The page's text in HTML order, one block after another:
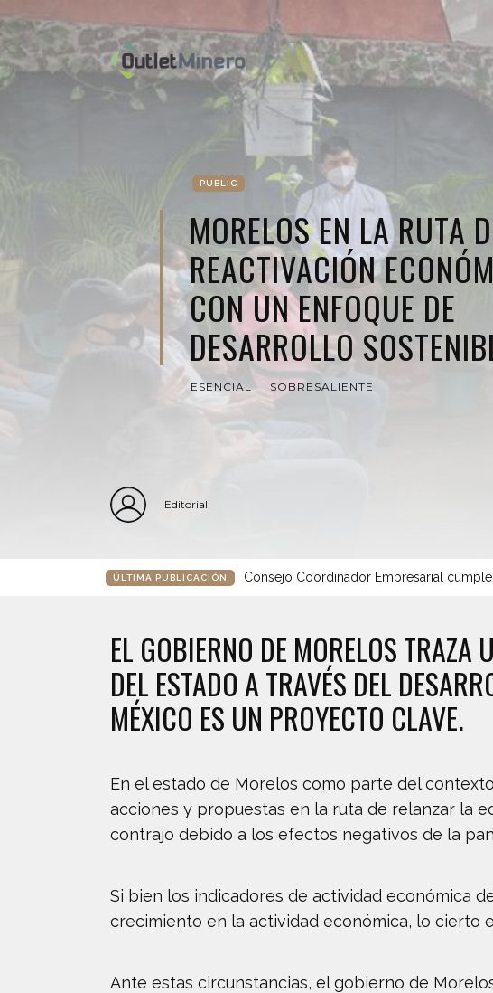
PUBLIC
MORELOS EN LA RUTA
REACTIVACIÓN
CON UN ENFOQUE DE
DESARROLLO
ESENCIAL SOBRESALIENTE
Editorial
ÚLTIMA PUBLICACIÓN Consejo Coordinador Empresarial
EL GOBIERNO DE MORELOS
DEL ESTADO A TRAVÉS DEL
MÉXICO ES UN PROYECTO CLAVE.
En el estado de Morelos como parte del
acciones y propuestas en la ruta de relanzar la
contrajo debido a los efectos negativos de la
Si bien los indicadores de actividad económica
crecimiento en la actividad económica, lo cierto
Ante estas circunstancias, el gobierno de